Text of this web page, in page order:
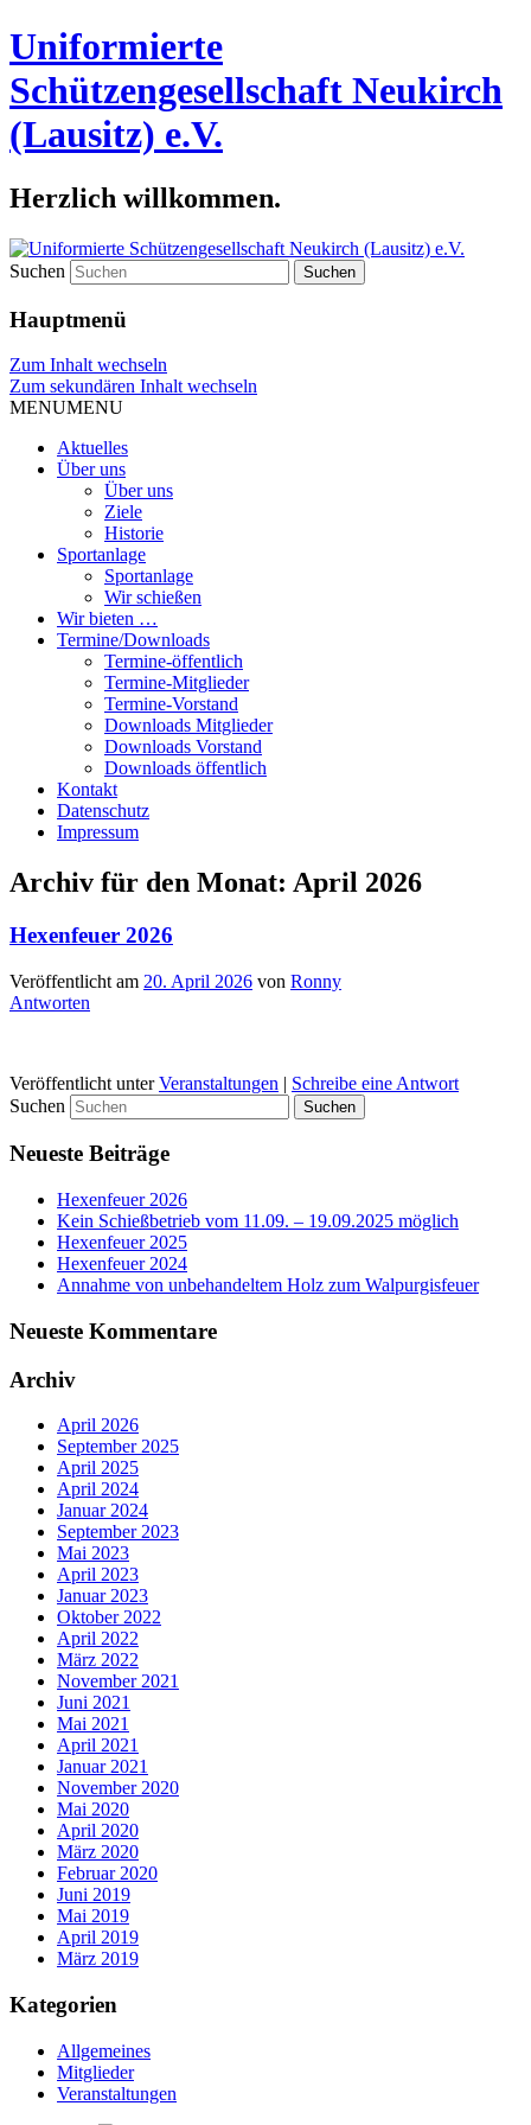
Uniformierte
Schützengesellschaft Neukirch
(Lausitz) e.V.
Herzlich willkommen.
Suchen
Hauptmenü
Zum Inhalt wechseln
Zum sekundären Inhalt wechseln
MENUMENU
Aktuelles
Über uns
Über uns
Ziele
Historie
Sportanlage
Sportanlage
Wir schießen
Wir bieten …
Termine/Downloads
Termine-öffentlich
Termine-Mitglieder
Termine-Vorstand
Downloads Mitglieder
Downloads Vorstand
Downloads öffentlich
Kontakt
Datenschutz
Impressum
Archiv für den Monat: April 2026
Hexenfeuer 2026
Veröffentlicht am 20. April 2026 von Ronny
Antworten
Veröffentlicht unter Veranstaltungen | Schreibe eine Antwort
Suchen
Neueste Beiträge
Hexenfeuer 2026
Kein Schießbetrieb vom 11.09. – 19.09.2025 möglich
Hexenfeuer 2025
Hexenfeuer 2024
Annahme von unbehandeltem Holz zum Walpurgisfeuer
Neueste Kommentare
Archiv
April 2026
September 2025
April 2025
April 2024
Januar 2024
September 2023
Mai 2023
April 2023
Januar 2023
Oktober 2022
April 2022
März 2022
November 2021
Juni 2021
Mai 2021
April 2021
Januar 2021
November 2020
Mai 2020
April 2020
März 2020
Februar 2020
Juni 2019
Mai 2019
April 2019
März 2019
Kategorien
Allgemeines
Mitglieder
Veranstaltungen